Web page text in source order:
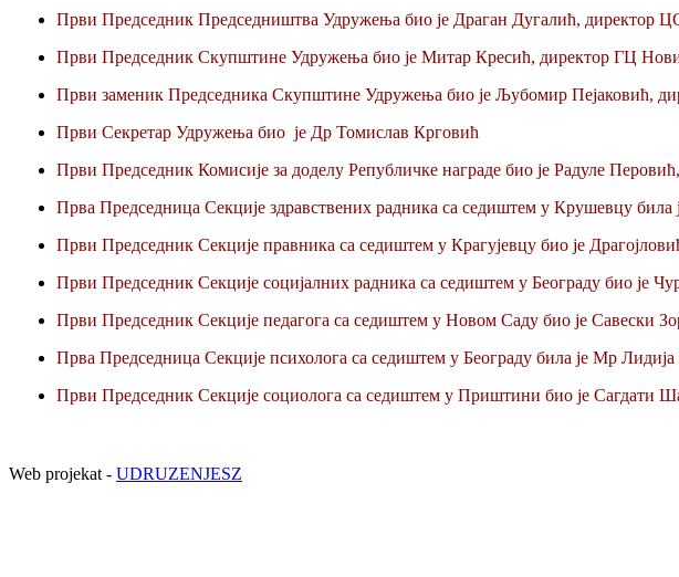
Први Председник Председништва Удружења био је Драган Дугалић, директор
Први Председник Скупштине Удружења био је Митар Кресић, директор ГЦ
Први заменик Председника Скупштине Удружења био је Љубомир Пејаковић,
Први Секретар Удружења био је Др Томислав Крговић
Први Председник Комисије за доделу Републичке награде био је Радуле
Прва Председница Секције здравствених радника са седиштем у Крушевцу била
Први Председник Секције правника са седиштем у Крагујевцу био је
Први Председник Секције социјалних радника са седиштем у Београду био је
Први Председник Секције педагога са седиштем у Новом Саду био је Савески
Прва Председница Секције психолога са седиштем у Београду била је Мр
Први Председник Секције социолога са седиштем у Приштини био је Сагдати
Web projekat - UDRUZENJESZ